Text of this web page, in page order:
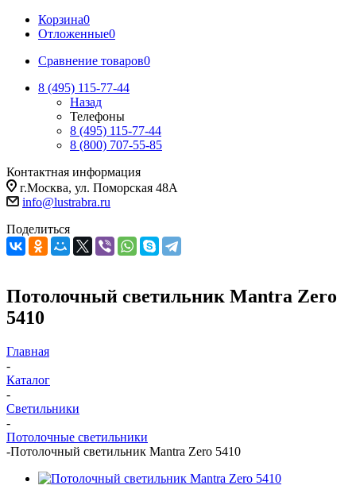
Корзина0
Отложенные0
Сравнение товаров0
8 (495) 115-77-44
Назад
Телефоны
8 (495) 115-77-44
8 (800) 707-55-85
Контактная информация
г.Москва, ул. Поморская 48А
info@lustrabra.ru
Поделиться
Потолочный светильник Mantra Zero
5410
Главная
-
Каталог
-
Светильники
-
Потолочные светильники
-Потолочный светильник Mantra Zero 5410